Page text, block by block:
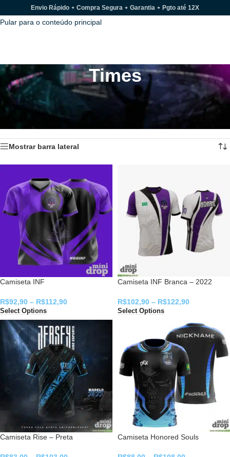
Pular para a navegação
Pular para o conteúdo principal
Envio Rápido ⋆ Compra Segura ⋆ Garantia ⋆ Pgto até 12X
Times
Produtos exclusivos e personalizados de times e-Sports. Torça com a
gente!
Exibindo 37–48 de 428 resultados
Mostrar barra lateral
Camiseta INF
R$92,90 – R$112,90
Select Options
Camiseta INF Branca – 2022
R$102,90 – R$122,90
Select Options
Camiseta Rise – Preta Camiseta Honored Souls